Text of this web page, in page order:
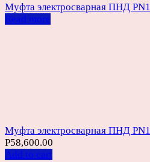
Муфта электросварная ПНД
Read more
Муфта электросварная ПНД
Р58,600.00
Add to cart